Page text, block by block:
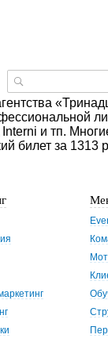
и тп.
билет за